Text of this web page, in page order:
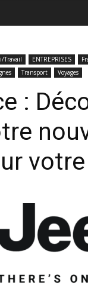
Travail ENTREPRISES
Transport Voyages
: